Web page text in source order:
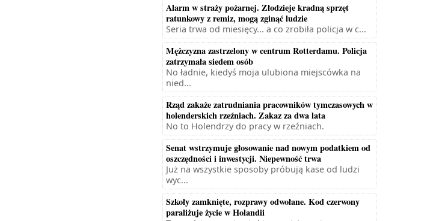
Alarm w straży pożarnej. Złodzieje kradną sprzęt
ratunkowy z remiz, mogą zginąć ludzie
Seria trwa od miesięcy... a co zrobiła policja w c...
Mężczyzna zastrzelony w centrum Rotterdamu. Policja
zatrzymała siedem osób
No ładnie, kiedyś moja ulubiona miejscówka na
nied...
Rząd zakaże zatrudniania pracowników tymczasowych w
holenderskich rzeźniach. Zakaz za dwa lata
No to Holendrzy do pracy w rzeźniach.
Senat wstrzymuje głosowanie nad nowym podatkiem od
oszczędności i inwestycji. Niepewność trwa
Już na wszystkie sposoby próbują kase od ludzi
wyc...
Szkoły zamknięte, rozprawy odwołane. Kod czerwony
paraliżuje życie w Holandii